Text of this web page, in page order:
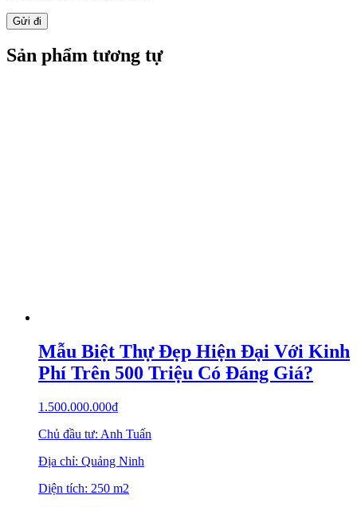
Sản phẩm tương tự
Mẫu Biệt Thự Đẹp Hiện Đại Với Kinh
Phí Trên 500 Triệu Có Đáng Giá?
1.500.000.000₫
Chủ đầu tư: Anh Tuấn
Địa chỉ: Quảng Ninh
Diện tích: 250 m2